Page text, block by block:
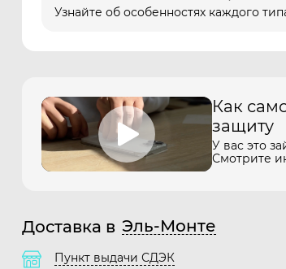
Узнайте об особенностях каждого
Как
защиту
У вас это
Смотрите
Доставка в Эль-Монте
Пункт выдачи СДЭК